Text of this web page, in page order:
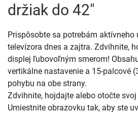
držiak do 42"
Prispôsobte sa potrebám aktívneho
televízora dnes a zajtra. Zdvihnite,
displej ľubovoľným smerom!
vertikálne nastavenie a 15-palcové
pohybu na obe strany.
Zdvihnite, hojdajte alebo otočte
Umiestnite obrazovku tak, aby ste